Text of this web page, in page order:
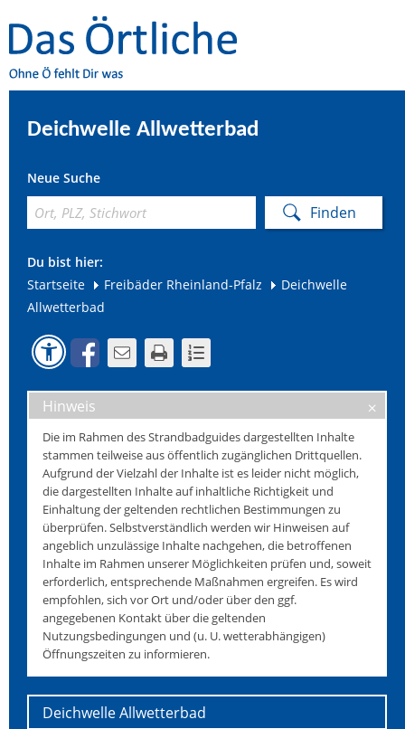
Deichwelle Allwetterbad
Neue Suche
Du bist hier:
Startseite
Freibäder Rheinland-Pfalz
Deichwelle
Allwetterbad
Hinweis
Die im Rahmen des Strandbadguides dargestellten Inhalte
stammen teilweise aus öffentlich zugänglichen Drittquellen.
Aufgrund der Vielzahl der Inhalte ist es leider nicht möglich,
die dargestellten Inhalte auf inhaltliche Richtigkeit und
Einhaltung der geltenden rechtlichen Bestimmungen zu
überprüfen. Selbstverständlich werden wir Hinweisen auf
angeblich unzulässige Inhalte nachgehen, die betroffenen
Inhalte im Rahmen unserer Möglichkeiten prüfen und, soweit
erforderlich, entsprechende Maßnahmen ergreifen. Es wird
empfohlen, sich vor Ort und/oder über den ggf.
angegebenen Kontakt über die geltenden
Nutzungsbedingungen und (u. U. wetterabhängigen)
Öffnungszeiten zu informieren.
Deichwelle Allwetterbad